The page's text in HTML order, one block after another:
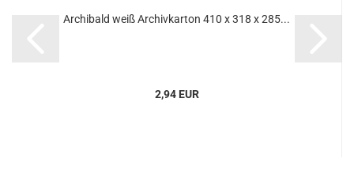
Ar­chi­bald weiß Ar­chiv­kar­ton 410 x 318 x 285...
2,94 EUR